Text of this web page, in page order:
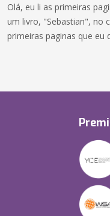
Olá, eu li as primeiras
um livro, "Sebastian", no
primeiras paginas que eu